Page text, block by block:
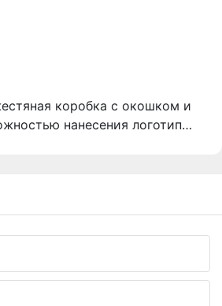
коробка с окошком и
нанесения логотипа,